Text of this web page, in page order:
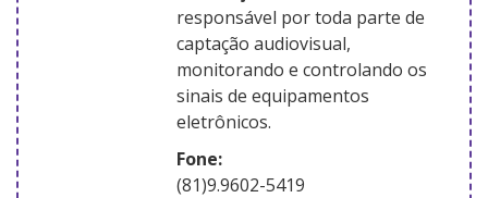
responsável por toda parte de
captação audiovisual,
monitorando e controlando os
sinais de equipamentos
eletrônicos.
Fone:
(81)9.9602-5419